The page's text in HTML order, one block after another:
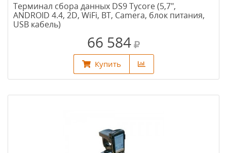
Терминал сбора данных DS9 Tycore (5,7",
ANDROID 4.4, 2D, WiFi, BT, Camera, блок питания,
USB кабель)
66 584
Купить